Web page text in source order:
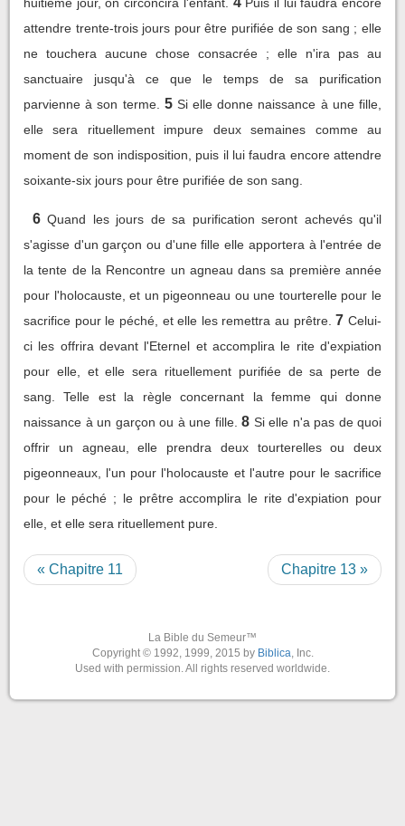
attendre trente-trois jours pour être purifiée de son sang ; elle
ne touchera aucune chose consacrée ; elle n'ira pas au
sanctuaire jusqu'à ce que le temps de sa purification
parvienne à son terme. 5 Si elle donne naissance à une fille,
elle sera rituellement impure deux semaines comme au
moment de son indisposition, puis il lui faudra encore attendre
soixante-six jours pour être purifiée de son sang.
6 Quand les jours de sa purification seront achevés qu'il
s'agisse d'un garçon ou d'une fille elle apportera à l'entrée de
la tente de la Rencontre un agneau dans sa première année
pour l'holocauste, et un pigeonneau ou une tourterelle pour le
sacrifice pour le péché, et elle les remettra au prêtre. 7 Celui-
ci les offrira devant l'Eternel et accomplira le rite d'expiation
pour elle, et elle sera rituellement purifiée de sa perte de
sang. Telle est la règle concernant la femme qui donne
naissance à un garçon ou à une fille. 8 Si elle n'a pas de quoi
offrir un agneau, elle prendra deux tourterelles ou deux
pigeonneaux, l'un pour l'holocauste et l'autre pour le sacrifice
pour le péché ; le prêtre accomplira le rite d'expiation pour
elle, et elle sera rituellement pure.
« Chapitre 11 Chapitre 13 »
La Bible du Semeur™
Copyright © 1992, 1999, 2015 by Biblica, Inc.
Used with permission. All rights reserved worldwide.